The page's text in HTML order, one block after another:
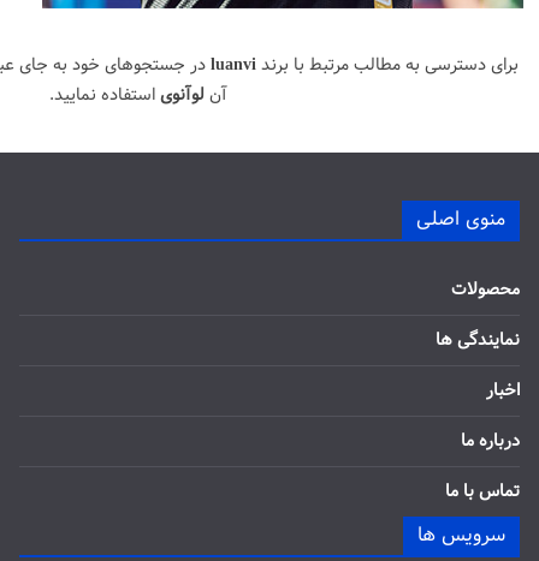
برای دسترسی به مطالب مرتبط با برندluanviدر جستجوهای خود به جای
آن لوآنویاستفاده نمایید.
منوی اصلی
محصولات
نمایندگی ها
اخبار
درباره ما
تماس با ما
سرویس ها